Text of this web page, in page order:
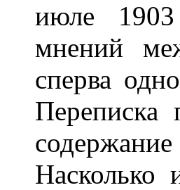
июле 1903
мнений
сперва
Переписка
Насколько